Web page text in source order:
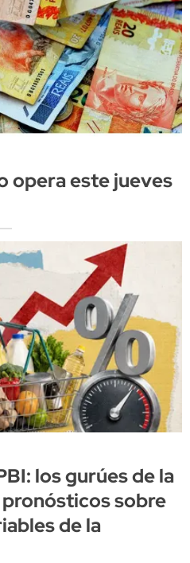
opera este jueves
los gurúes de la
sobre
de la